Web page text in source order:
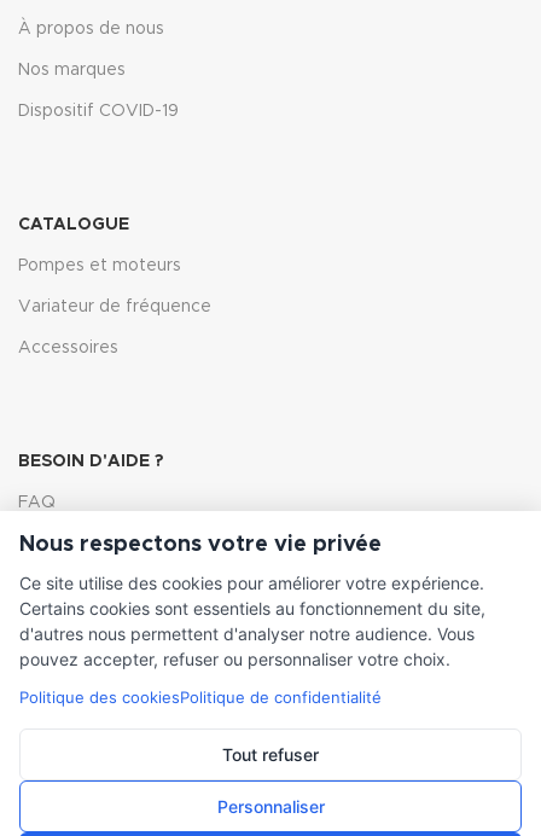
À propos de nous
Nos marques
Dispositif COVID-19
CATALOGUE
Pompes et moteurs
Variateur de fréquence
Accessoires
BESOIN D'AIDE ?
FAQ
Lexique
Comment choisir ma pompe
INFORMATIONS LÉGALES
Mentions légales
Nous respectons votre vie privée
Ce site utilise des cookies pour améliorer votre expérience.
Certains cookies sont essentiels au fonctionnement du site,
d'autres nous permettent d'analyser notre audience. Vous
pouvez accepter, refuser ou personnaliser votre choix.
Politique des cookiesPolitique de confidentialité
Tout refuser
Personnaliser